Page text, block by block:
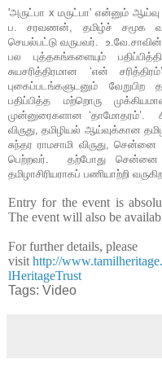
'அருட்பா xமருட்பா'என்னும் ஆய்வு
ப. சரவணன், தமிழ்ச் சமூக
செயல்பட்டு வருபவர்.
பல புத்தகங்களையும்
சுயசரித்திரமான ‘என்
புகைப்படங்களுடனும்
பதிப்பித்த மற்றொரு
முன்னுரைகளான ‘தாமோதரம்’.
விருது, தமிழியல் ஆய்வுக்கான
சுந்தர ராமசாமி விருது,
பெற்றவர். தற்போது சென்னை
தமிழாசிரியராகப் பணியாற்றி
Entry for the event is
The event will also be
For further details, please
visit http://
lHeritageTrust
Tags: Video